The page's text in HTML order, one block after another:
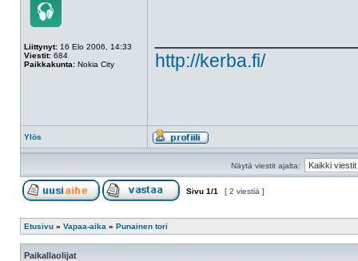
Liittynyt: 16 Elo 2006, 14:33
Viestit: 684
Paikkakunta: Nokia City http://kerba.fi/
Ylös
Näytä viestit ajalta:
Sivu 1/1 [ 2 viestiä ]
Etusivu » Vapaa-aika » Punainen tori
Paikallaolijat